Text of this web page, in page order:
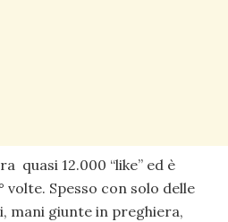
quasi 12.000 “like” ed è
Spesso con solo delle
mani giunte in preghiera,